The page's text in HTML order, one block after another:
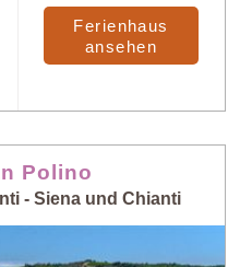
Ferienhaus
ansehen
Polino
- Siena und Chianti